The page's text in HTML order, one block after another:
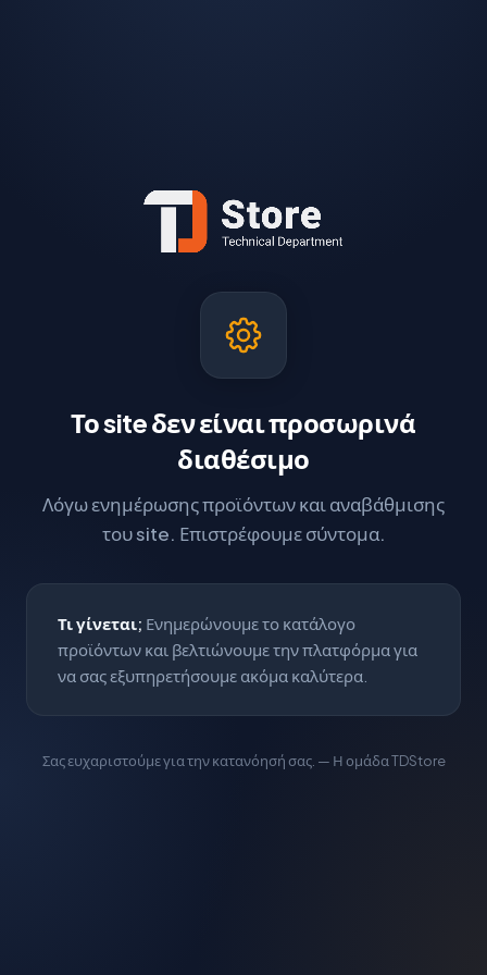
Το site δεν είναι προσωρινά
διαθέσιμο
Λόγω ενημέρωσης προϊόντων και αναβάθμισης
του site. Επιστρέφουμε σύντομα.
Τι γίνεται; Ενημερώνουμε το κατάλογο
προϊόντων και βελτιώνουμε την πλατφόρμα για
να σας εξυπηρετήσουμε ακόμα καλύτερα.
Σας ευχαριστούμε για την κατανόησή σας. — Η ομάδα TDStore